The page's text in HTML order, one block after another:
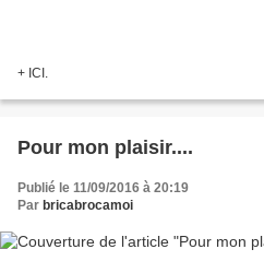
+ ICI.
Pour mon plaisir....
Publié le 11/09/2016 à 20:19
Par bricabrocamoi